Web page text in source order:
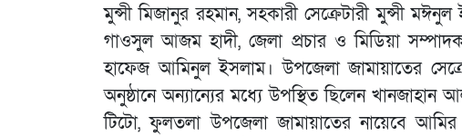
মুন্সী মিজানুর রহমান, সহকারী সেক্রেটারী মুন্সী
গাওসুল আজম হাদী, জেলা প্রচার ও মিডিয়া
হাফেজ আমিনুল ইসলাম। উপজেলা জামায়াতের
অনুষ্ঠানে অন্যান্যের মধ্যে উপস্থিত ছিলেন
টিটো, ফুলতলা উপজেলা জামায়াতের নায়েবে